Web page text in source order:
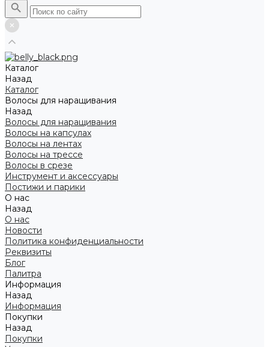
Каталог
Назад
Каталог
Волосы для наращивания
Назад
Волосы для наращивания
Волосы на капсулах
Волосы на лентах
Волосы на трессе
Волосы в срезе
Инструмент и аксессуары
Постижи и парики
О нас
Назад
О нас
Новости
Политика конфиденциальности
Реквизиты
Блог
Палитра
Информация
Назад
Информация
Покупки
Назад
Покупки